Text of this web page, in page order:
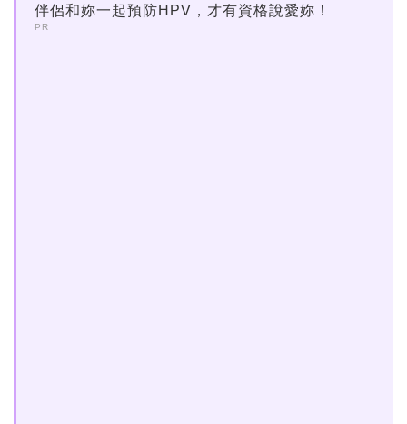
伴侶和妳一起預防HPV，才有資格說愛妳！
PR